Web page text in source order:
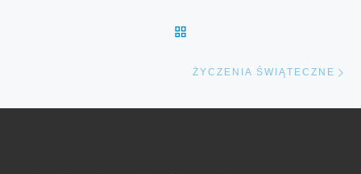
ŻYCZENIA ŚWIĄTECZNE